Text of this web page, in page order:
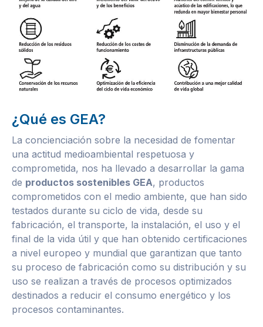
¿Qué es GEA?
La concienciación sobre la necesidad de fomentar
una actitud medioambiental respetuosa y
comprometida, nos ha llevado a desarrollar la gama
de productos sostenibles GEA, productos
comprometidos con el medio ambiente, que han sido
testados durante su ciclo de vida, desde su
fabricación, el transporte, la instalación, el uso y el
final de la vida útil y que han obtenido certificaciones
a nivel europeo y mundial que garantizan que tanto
su proceso de fabricación como su distribución y su
uso se realizan a través de procesos optimizados
destinados a reducir el consumo energético y los
procesos contaminantes.